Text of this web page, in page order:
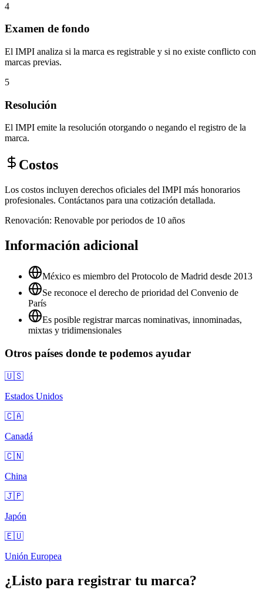
4
Examen de fondo
El IMPI analiza si la marca es registrable y si no existe conflicto con
marcas previas.
5
Resolución
El IMPI emite la resolución otorgando o negando el registro de la
marca.
Costos
Los costos incluyen derechos oficiales del IMPI más honorarios
profesionales. Contáctanos para una cotización detallada.
Renovación: Renovable por periodos de 10 años
Información adicional
México es miembro del Protocolo de Madrid desde 2013
Se reconoce el derecho de prioridad del Convenio de
París
Es posible registrar marcas nominativas, innominadas,
mixtas y tridimensionales
Otros países donde te podemos ayudar
🇺🇸
Estados Unidos
🇨🇦
Canadá
🇨🇳
China
🇯🇵
Japón
🇪🇺
Unión Europea
¿Listo para registrar tu marca?